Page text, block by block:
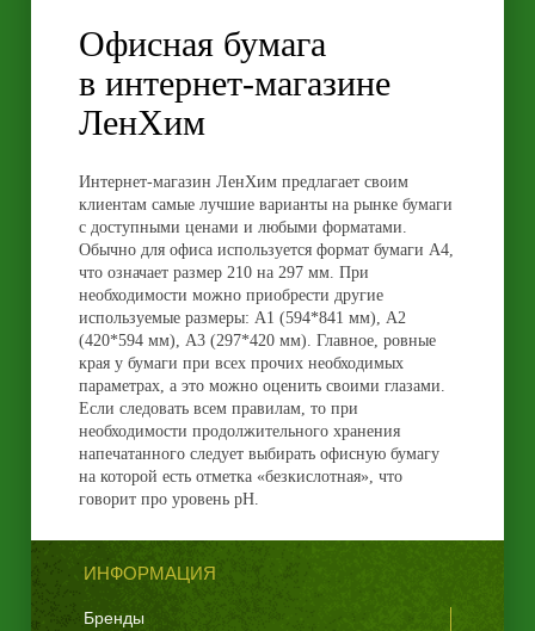
Офисная бумага
в интернет-магазине
ЛенХим
Интернет-магазин ЛенХим предлагает своим
клиентам самые лучшие варианты на рынке бумаги
с доступными ценами и любыми форматами.
Обычно для офиса используется формат бумаги А4,
что означает размер 210 на 297 мм. При
необходимости можно приобрести другие
используемые размеры: А1 (594*841 мм), А2
(420*594 мм), А3 (297*420 мм). Главное, ровные
края у бумаги при всех прочих необходимых
параметрах, а это можно оценить своими глазами.
Если следовать всем правилам, то при
необходимости продолжительного хранения
напечатанного следует выбирать офисную бумагу
на которой есть отметка «безкислотная», что
говорит про уровень pH.
ИНФОРМАЦИЯ
Бренды